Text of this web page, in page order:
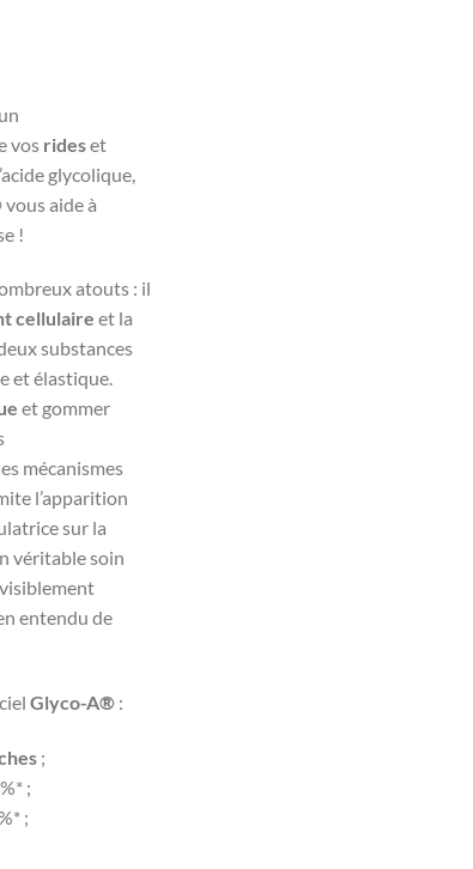
vos rideset
glycolique,
vous aide à
!
atouts : il
cellulaire et la
substances
et élastique.
et gommer
mécanismes
l’apparition
sur la
véritable soin
entendu de
Glyco-A® :
;
;
;